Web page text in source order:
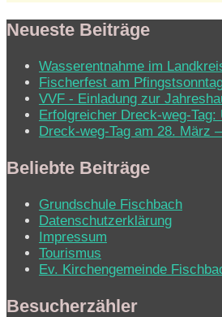
Neueste Beiträge
Wasserentnahme im
Fischerfest am
VVF - Einladung zur
Erfolgreicher Dreck-weg-
Dreck-weg-Tag am 28. März
Beliebte Beiträge
Grundschule Fischbach
Datenschutzerklärung
Impressum
Tourismus
Ev. Kirchen­ge­mein­de
Besucherzähler